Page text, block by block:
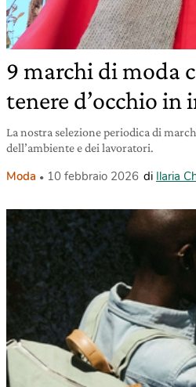
9 marchi di moda
tenere d’occhio in
La nostra selezione periodica di
dell’ambiente e dei lavoratori.
Moda 10 febbraio 2026 di Ilaria